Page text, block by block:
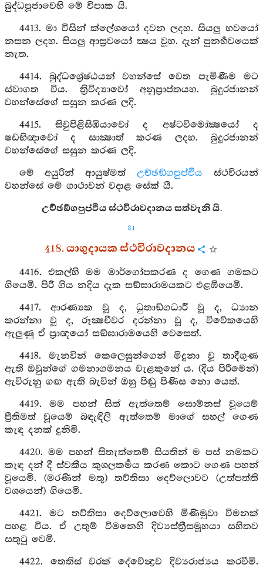
බුද්ධපූජාවෙහි මේ විපාක යි.
4413. මා විසින් ක්ලේශයෝ දවන ලදහ. සියලු භවයෝ
නසන ලදහ. සියලු ආස්‍රවයෝ ක්‍ෂය වූහ. දැන් පුනර්‍භවයෙක්
නැත.
4414. බුද්ධශ්‍රේෂ්ඨයන් වහන්සේ වෙත පැමිණීම මට
ස්වාගත විය. ත්‍රිවිද්‍යාවෝ අනුප්‍රාප්තයහ. බුදුරජානන්
වහන්සේගේ සසුන කරණ ලදි.
4415. සිවුපිළිසිඹියාවෝ ද අෂ්ටවිමෝක්‍ෂයෝ ද
ෂඩභිඥාවෝ ද සාක්‍ෂාත් කරණ ලදහ. බුදුරජානන්
වහන්සේගේ සසුන කරණ ලදි.
මේ අයුරින් ආයුෂ්මත්උච්ඡඞ්ගපුප්ඵිය ස්ථවිරයන්
වහන්සේ මේ ගාථාවන් වදාළ සේක් යී.
උච්ඡඞ්ගපුප්ඵිය ස්ථවිරාවදානය සත්වැනි යි.
81
418. යාගුදායක ස්ථවිරාවදානය
4416. එකල්හි මම මාර්ගෝපකරණ ද ගෙණ ගමකට
ගියෙමි. පිරී ගිය නදිය දැක සඞ්ඝාරාමයකට එළඹියෙමි.
4417. ආරණ්‍යක වූ ද, ධුතාඞ්ගධාරී වූ ද, ධ්‍යාන
කරන්නා වූ ද, රූක්‍ෂචීවර දරන්නා වූ ද, විවේකයෙහි
ඇලුණු ඒ ප්‍රාඥයෝ සඞ්ඝාරාමයෙහි වෙසෙත්.
4418. මැනවින් කෙලෙසුන්ගෙන් මිදුනා වූ තාදීගුණ
ඇති ඔවුන්ගේ ගමනාගමනය වැළකුනේ ය. (දිය පිරීමෙන්)
ඇවිරුනු ගඟ ඇති බැවින් ඔහු පිඬු පිණිස නො යෙත්.
4419. මම පහන් සිත් ඇත්තෙම් සොම්නස් වූයෙම්
ප්‍රීතිමත් වූයෙම් බඳැඳිලි ඇත්තෙම් මාගේ සහල් ගෙණ
කැඳ දනක් දුනිමි.
4420. මම පහන් සිතැත්තෙම් සියතින් ම පස් නමකට
කැඳ දන් දී ස්වකීය කුශලකර්‍මය කරණ කොට ගෙණ පහන්
වූයෙමි. (මරණින් මතු) තව්තිසා දෙව්ලොවට (උත්පත්ති
වශයෙන්) ගියෙමි.
4421. මට තව්තිසා දෙව්ලොවෙහි මිණිමුවා විමනක්
පහළ විය. ඒ උතුම් විමනෙහි දිව්‍යස්ත්‍රීසමූහයා සහිතව
සතුටු වෙමි.
4422. තෙතිස් වරක් දේවේන්‍ද්‍රව දිව්‍යරාජ්‍යය කරවීමි.